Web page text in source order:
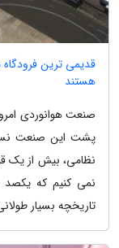
هستند
صنعت هوانوردی
پشت این صنعت
نظامی، بیش از یک
نمی کنیم که یکصد
تاریخچه بسیار